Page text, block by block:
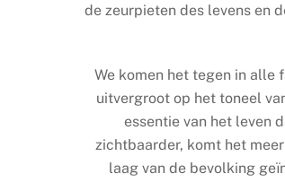
de zeurpieten des levens en
We komen het tegen in alle
uitvergroot op het toneel
essentie van het leven
zichtbaarder, komt het
laag van de bevolking